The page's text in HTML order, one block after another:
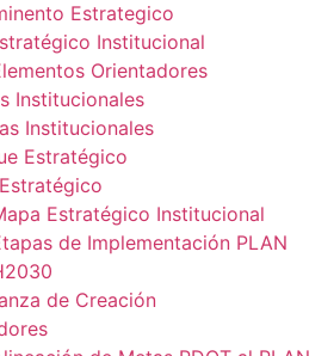
Estrategico
Institucional
Orientadores
Institucionales
Institucionales
Estratégico
Estratégico Institucional
de Implementación PLAN
de Creación